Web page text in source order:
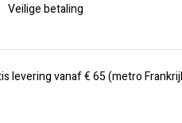
Veilige betaling
levering vanaf € 65 (metro